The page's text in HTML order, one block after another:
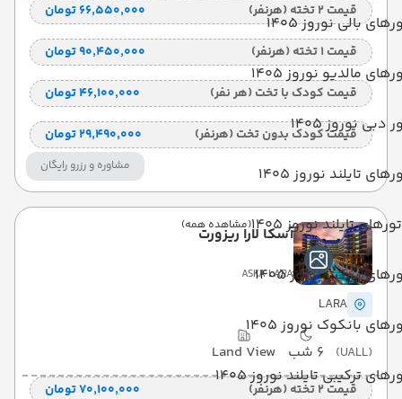
بالی نوروز 1405
مالدیو نوروز 1405
دبی نوروز 1405
تایلند نوروز 1405
تورهای تایلند نوروز 1405 (مشاهده همه)
پوکت نوروز 1405
بانکوک نوروز 1405
ترکیبی تایلند نوروز 1405
قیمت 2 تخته (هرنفر) ۶۶٬۵۵۰٬۰۰۰ تومان
قیمت 1 تخته (هرنفر) ۹۰٬۴۵۰٬۰۰۰ تومان
قیمت کودک با تخت (هر نفر) ۴۶٬۱۰۰٬۰۰۰ تومان
قیمت کودک بدون تخت (هرنفر) ۲۹٬۴۹۰٬۰۰۰ تومان
مشاوره و رزرو رایگان
آسکا لارا ریزورت
ASKA LARA
LARA
(UALL) 6 شب Land View
قیمت 2 تخته (هرنفر) ۷۰٬۱۰۰٬۰۰۰ تومان